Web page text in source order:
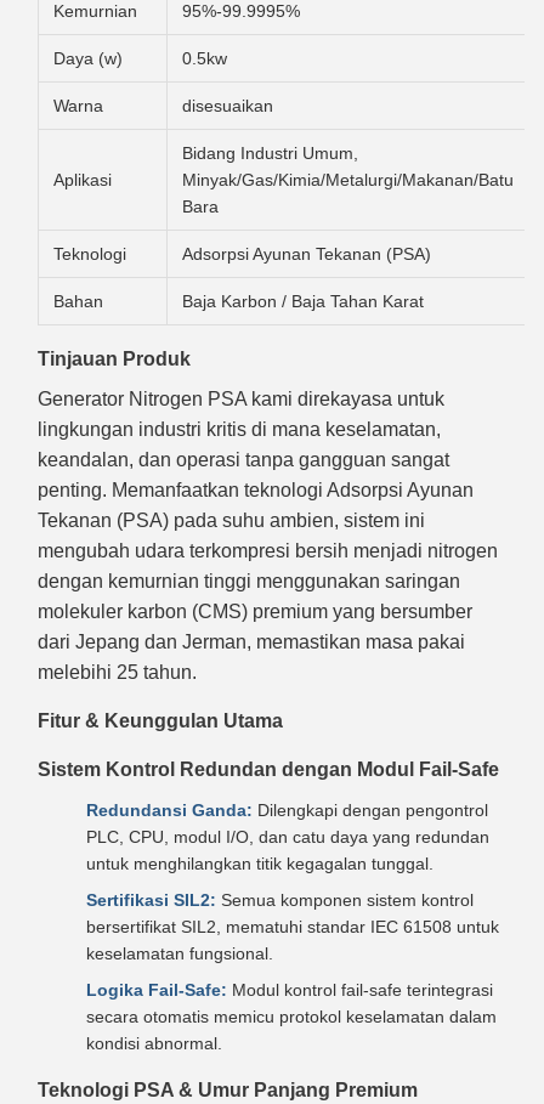
Kemurnian 95%-99.9995%
Daya (w) 0.5kw
Warna disesuaikan
Aplikasi
Bidang Industri Umum,
Minyak/Gas/Kimia/Metalurgi/Makanan/Batu
Bara
Teknologi Adsorpsi Ayunan Tekanan (PSA)
Bahan Baja Karbon / Baja Tahan Karat
Tinjauan Produk
Generator Nitrogen PSA kami direkayasa untuk
lingkungan industri kritis di mana keselamatan,
keandalan, dan operasi tanpa gangguan sangat
penting. Memanfaatkan teknologi Adsorpsi Ayunan
Tekanan (PSA) pada suhu ambien, sistem ini
mengubah udara terkompresi bersih menjadi nitrogen
dengan kemurnian tinggi menggunakan saringan
molekuler karbon (CMS) premium yang bersumber
dari Jepang dan Jerman, memastikan masa pakai
melebihi 25 tahun.
Fitur & Keunggulan Utama
Sistem Kontrol Redundan dengan Modul Fail-Safe
Redundansi Ganda: Dilengkapi dengan pengontrol
PLC, CPU, modul I/O, dan catu daya yang redundan
untuk menghilangkan titik kegagalan tunggal.
Sertifikasi SIL2: Semua komponen sistem kontrol
bersertifikat SIL2, mematuhi standar IEC 61508 untuk
keselamatan fungsional.
Logika Fail-Safe: Modul kontrol fail-safe terintegrasi
secara otomatis memicu protokol keselamatan dalam
kondisi abnormal.
Teknologi PSA & Umur Panjang Premium